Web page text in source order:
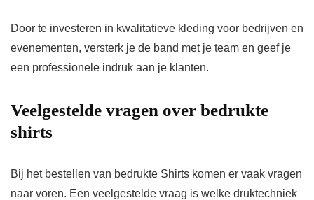
Door te investeren in kwalitatieve kleding voor bedrijven en
evenementen, versterk je de band met je team en geef je
een professionele indruk aan je klanten.
Veelgestelde vragen over bedrukte
shirts
Bij het bestellen van bedrukte Shirts komen er vaak vragen
naar voren. Een veelgestelde vraag is welke druktechniek